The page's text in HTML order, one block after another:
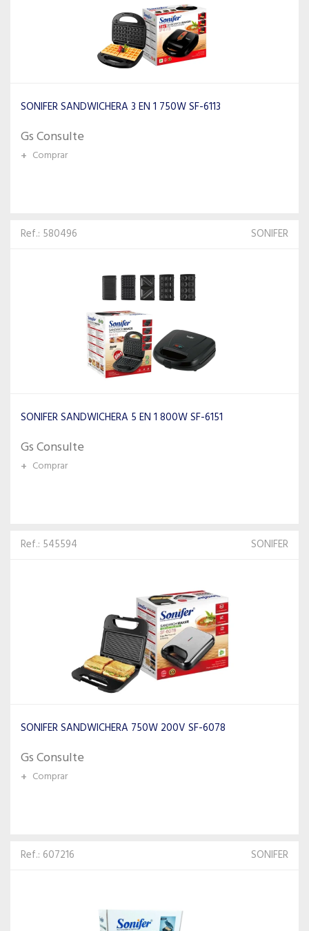
SONIFER SANDWICHERA 3 EN 1 750W SF-6113
Gs Consulte
+ Comprar
Ref.: 580496 SONIFER
SONIFER SANDWICHERA 5 EN 1 800W SF-6151
Gs Consulte
+ Comprar
Ref.: 545594 SONIFER
SONIFER SANDWICHERA 750W 200V SF-6078
Gs Consulte
+ Comprar
Ref.: 607216 SONIFER